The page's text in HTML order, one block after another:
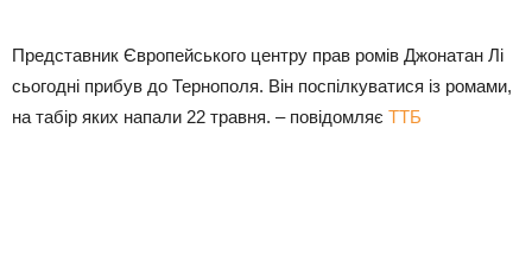
Представник Європейського центру прав ромів Джонатан Лі
сьогодні прибув до Тернополя. Він поспілкуватися із ромами,
на табір яких напали 22 травня. – повідомляє ТТБ